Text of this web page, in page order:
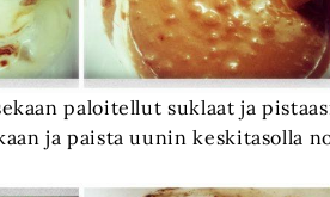
paloitellut suklaat ja
ja paista uunin keskitasolla